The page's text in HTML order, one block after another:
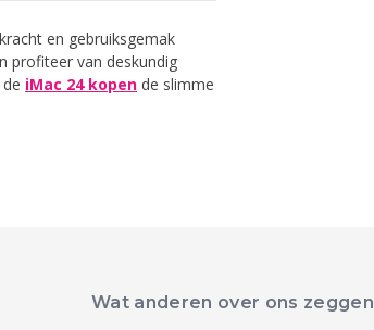
en gebruiksgemak
profiteer van deskundig
iMac 24 kopen de slimme
Wat anderen over ons zeggen